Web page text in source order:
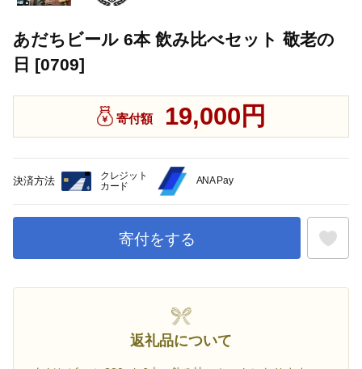
あだちビール 6本 飲み比べセット 敬老の
日 [0709]
寄付額 19,000円
決済方法
クレジット
カード
ANA Pay
寄付をする
返礼品について